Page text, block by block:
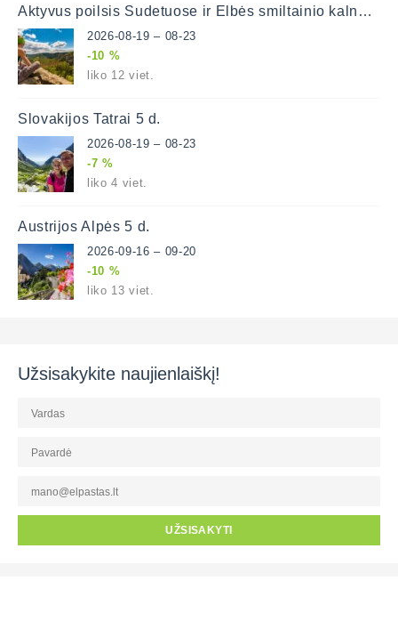
Aktyvus poilsis Sudetuose ir Elbės smiltainio kalnuose
2026-08-19 – 08-23
-10 %
liko 12 viet.
Slovakijos Tatrai 5 d.
2026-08-19 – 08-23
-7 %
liko 4 viet.
Austrijos Alpės 5 d.
2026-09-16 – 09-20
-10 %
liko 13 viet.
Užsisakykite naujienlaiškį!
UŽSISAKYTI